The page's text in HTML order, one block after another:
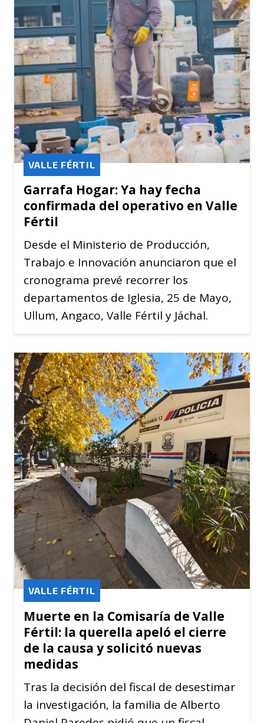
Garrafa Hogar: Ya hay fecha
confirmada del operativo en Valle
Fértil
VALLE FÉRTIL
Desde el Ministerio de Producción,
Trabajo e Innovación anunciaron que el
cronograma prevé recorrer los
departamentos de Iglesia, 25 de Mayo,
Ullum, Angaco, Valle Fértil y Jáchal.
Muerte en la Comisaría de Valle
Fértil: la querella apeló el cierre
de la causa y solicitó nuevas
medidas
VALLE FÉRTIL
Tras la decisión del fiscal de desestimar
la investigación, la familia de Alberto